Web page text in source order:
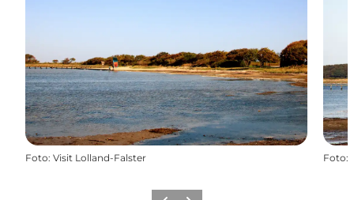
Foto: Visit Lolland-Falster Foto: